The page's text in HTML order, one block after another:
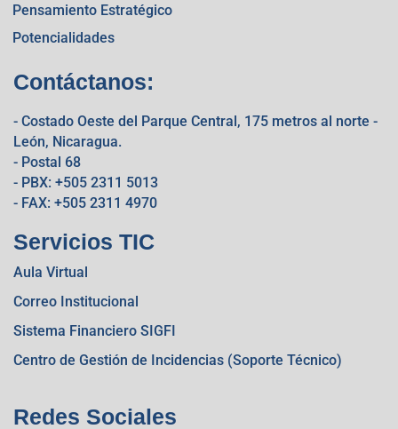
Pensamiento Estratégico
Potencialidades
Contáctanos:
- Costado Oeste del Parque Central, 175 metros al norte -
León, Nicaragua.
- Postal 68
- PBX: +505 2311 5013
- FAX: +505 2311 4970
Servicios TIC
Aula Virtual
Correo Institucional
Sistema Financiero SIGFI
Centro de Gestión de Incidencias (Soporte Técnico)
Redes Sociales